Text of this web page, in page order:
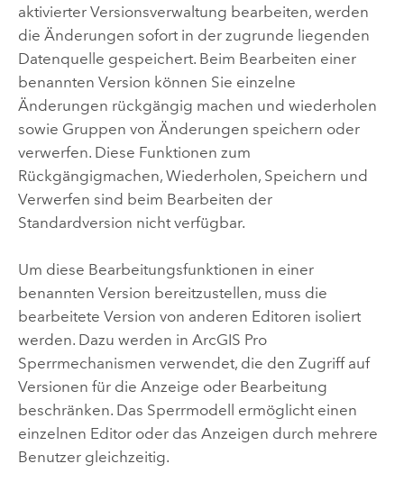
aktivierter Versionsverwaltung bearbeiten, werden
die Änderungen sofort in der zugrunde liegenden
Datenquelle gespeichert. Beim Bearbeiten einer
benannten Version können Sie einzelne
Änderungen rückgängig machen und wiederholen
sowie Gruppen von Änderungen speichern oder
verwerfen. Diese Funktionen zum
Rückgängigmachen, Wiederholen, Speichern und
Verwerfen sind beim Bearbeiten der
Standardversion nicht verfügbar.
Um diese Bearbeitungsfunktionen in einer
benannten Version bereitzustellen, muss die
bearbeitete Version von anderen Editoren isoliert
werden. Dazu werden in ArcGIS Pro
Sperrmechanismen verwendet, die den Zugriff auf
Versionen für die Anzeige oder Bearbeitung
beschränken. Das Sperrmodell ermöglicht einen
einzelnen Editor oder das Anzeigen durch mehrere
Benutzer gleichzeitig.